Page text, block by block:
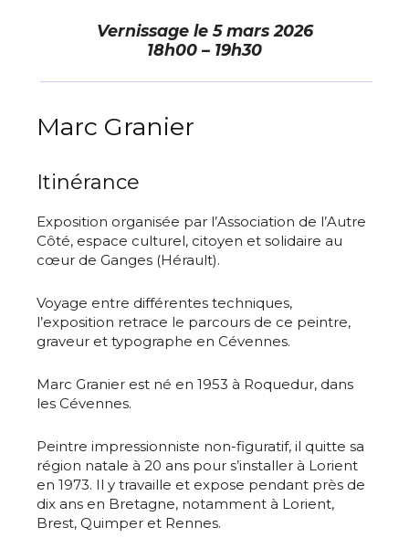
Vernissage le5 mars 2026
18h00 – 19h30
Marc Granier
Itinérance
Exposition organisée par l’Association de l’Autre
Côté, espace culturel, citoyen et solidaire au
cœur de Ganges (Hérault).
Voyage entre différentes techniques,
l’exposition retrace le parcours de ce peintre,
graveur et typographe en Cévennes.
Marc Granier est né en 1953 à Roquedur, dans
les Cévennes.
Peintre impressionniste non-figuratif, il quitte sa
région natale à 20 ans pour s’installer à Lorient
en 1973. Il y travaille et expose pendant près de
dix ans en Bretagne, notamment à Lorient,
Brest, Quimper et Rennes.